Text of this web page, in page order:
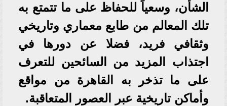
الشأن، وسعياً للحفاظ على ما تتمتع به
تلك المعالم من طابع معماري وتاريخي
وثقافي فريد، فضلا عن دورها في
اجتذاب المزيد من السائحين للتعرف
على ما تذخر به القاهرة من مواقع
وأماكن تاريخية عبر العصور المتعاقبة.